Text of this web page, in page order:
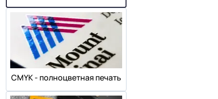
СMYK - полноцветная печать